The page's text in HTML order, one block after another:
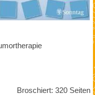
Broschiert: 320 Seiten